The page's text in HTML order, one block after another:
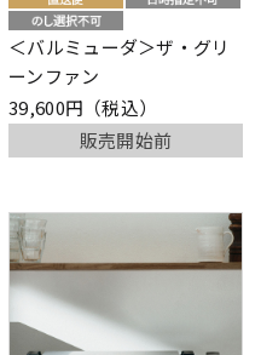
＜バルミューダ＞ザ・グリ
ーンファン
39,600円（税込）
販売開始前